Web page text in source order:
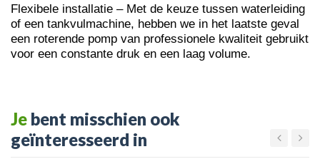
Flexibele installatie – Met de keuze tussen waterleiding
of een tankvulmachine, hebben we in het laatste geval
een roterende pomp van professionele kwaliteit gebruikt
voor een constante druk en een laag volume.
Je bent misschien ook
geïnteresseerd in